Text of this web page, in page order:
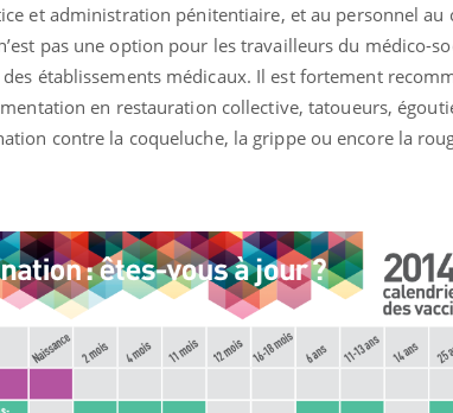
et administration pénitentiaire, et au personnel au
pas une option pour les travailleurs du médico-
établissements médicaux. Il est fortement
en restauration collective, tatoueurs,
contre la coqueluche, la grippe ou encore la
Youtube
Eczéma Chronique des Mains : se
préparer pour l’été !Youtube
soleil, activités en plein air… Nos mains
sont ...